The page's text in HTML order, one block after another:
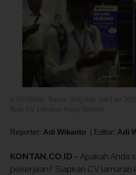
Reporter: Adi Wikanto | Editor: Adi
KONTAN.CO.ID - Apakah Anda
pekerjaan? Siapkan CV